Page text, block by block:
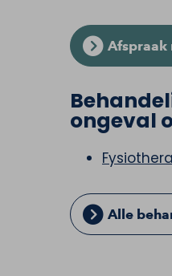
Afspraak
ongeval
Alle